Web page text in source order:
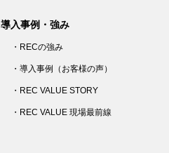
導入事例・強み
・RECの強み
・導入事例（お客様の声）
・REC VALUE STORY
・REC VALUE 現場最前線